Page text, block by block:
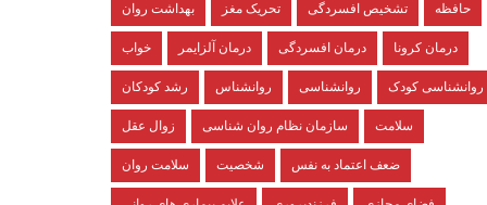
بهداشت روان تحریک مغز تشخیص افسردگی حافظه
خواب درمان آلزایمر درمان افسردگی درمان کرونا
رشد کودکان روانشناس روانشناسی روانشناسی کودک
زوال عقل سازمان نظام روان شناسی سلامت
سلامت روان شخصیت ضعف اعتماد به نفس